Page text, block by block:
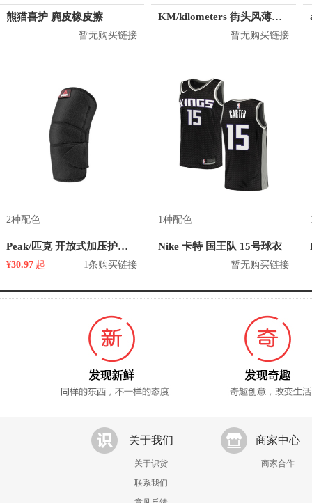
熊猫喜护 麂皮橡皮擦
暂无购买链接
KM/kilometers 街头风薄款印花短袖T恤 男女同款 M2X2108248
暂无购买链接
2种配色
Peak/匹克 开放式加压护肘 YH10101
¥30.97 起 1条购买链接
1种配色
Nike 卡特 国王队 15号球衣
暂无购买链接
关于我们
关于识货
联系我们
商家中心
商家合作